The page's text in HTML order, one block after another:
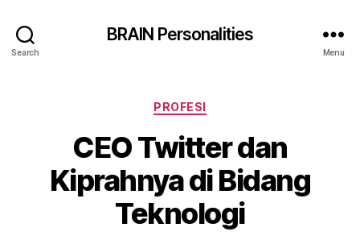
Search
BRAIN Personalities
Menu
Categories
PROFESI
CEO Twitter dan
Kiprahnya di Bidang
Teknologi